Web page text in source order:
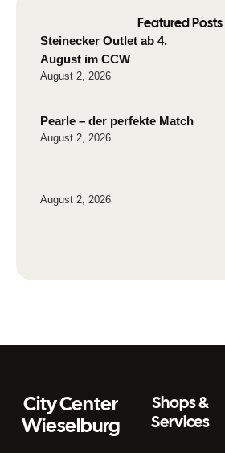
Featured Posts
Steinecker Outlet ab 4.
August im CCW
August 2, 2026
Pearle – der perfekte Match
August 2, 2026
August 2, 2026
City Center
Wieselburg
Shops &
Services